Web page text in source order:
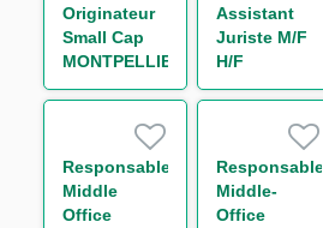
Originateur
Small Cap
MONTPELLIER
H/F
Assistant
Juriste M/F
H/F
Responsable
Middle
Office
Responsable
Middle-
Office